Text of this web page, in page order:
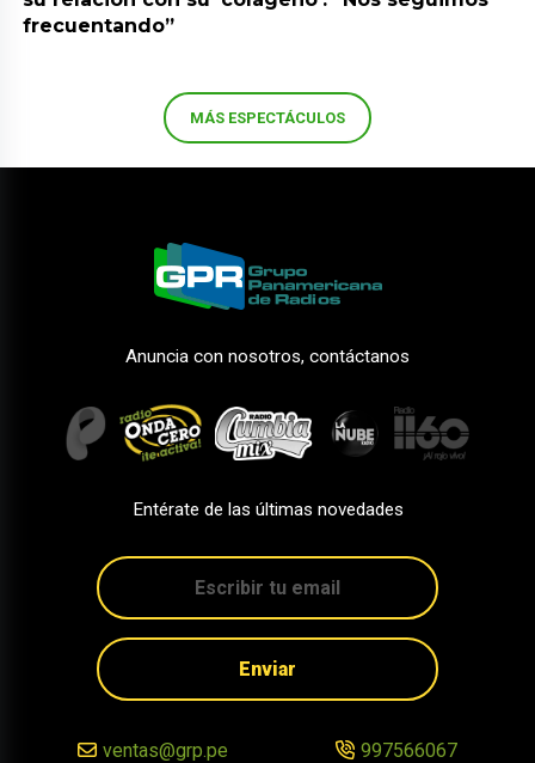
frecuentando”
MÁS ESPECTÁCULOS
Anuncia con nosotros, contáctanos
Entérate de las últimas novedades
Enviar
ventas@grp.pe 997566067